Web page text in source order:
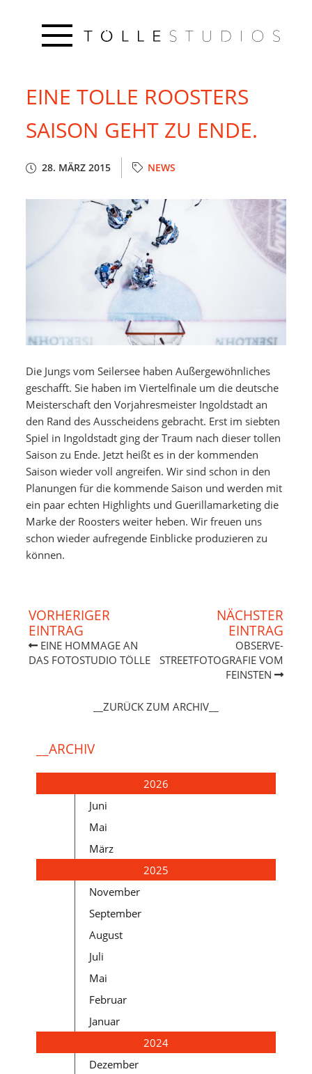
EINE TOLLE ROOSTERS
SAISON GEHT ZU ENDE.
28. MÄRZ 2015 NEWS
Die Jungs vom Seilersee haben Außergewöhnliches
geschafft. Sie haben im Viertelfinale um die deutsche
Meisterschaft den Vorjahresmeister Ingoldstadt an
den Rand des Ausscheidens gebracht. Erst im siebten
Spiel in Ingoldstadt ging der Traum nach dieser tollen
Saison zu Ende. Jetzt heißt es in der kommenden
Saison wieder voll angreifen. Wir sind schon in den
Planungen für die kommende Saison und werden mit
ein paar echten Highlights und Guerillamarketing die
Marke der Roosters weiter heben. Wir freuen uns
schon wieder aufregende Einblicke produzieren zu
können.
VORHERIGER
EINTRAG
EINE HOMMAGE AN
DAS FOTOSTUDIO TÖLLE
NÄCHSTER
EINTRAG
OBSERVE-
STREETFOTOGRAFIE VOM
FEINSTEN
__ZURÜCK ZUM ARCHIV__
__ARCHIV
2026
Juni
Mai
März
2025
November
September
August
Juli
Mai
Februar
Januar
2024
Dezember